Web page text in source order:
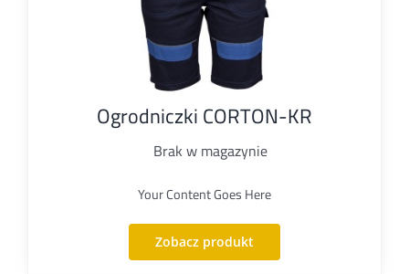
Ogrodniczki CORTON-KR
Brak w magazynie
Your Content Goes Here
Zobacz produkt